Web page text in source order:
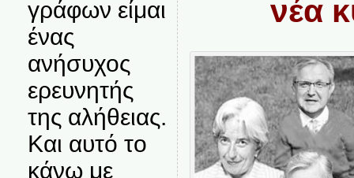
γράφων είμαι
ένας
ανήσυχος
ερευνητής
της αλήθειας.
Και αυτό το
κάνω με
νέα